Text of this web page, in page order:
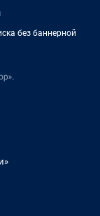
без баннерной